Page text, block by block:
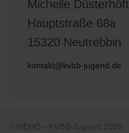
Michelle Düsterhöft
Hauptstraße 68a
15320 Neutrebbin
kontakt@kvbb-jugend.de
©WEHO - KVBB-Jugend 2026